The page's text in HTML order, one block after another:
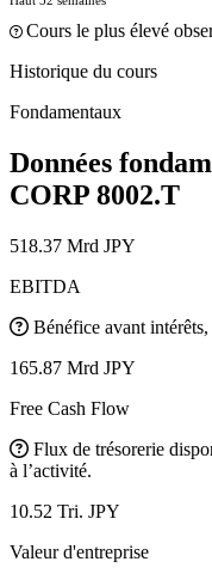
Cours le plus élevé
Historique du cours
Fondamentaux
Données
CORP 8002.T
518.37 Mrd JPY
EBITDA
Bénéfice avant
165.87 Mrd JPY
Free Cash Flow
Flux de trésorerie
à l’activité.
10.52 Tri. JPY
Valeur d'entreprise